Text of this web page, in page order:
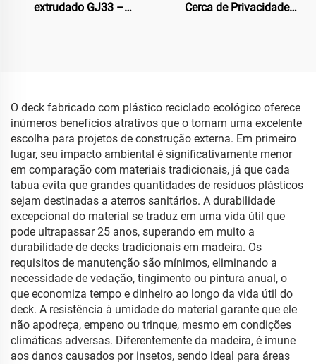
extrudado GJ33 –
Cerca de Privacidade
O deck fabricado com plástico reciclado ecológico oferece
inúmeros benefícios atrativos que o tornam uma excelente
escolha para projetos de construção externa. Em primeiro
lugar, seu impacto ambiental é significativamente menor
em comparação com materiais tradicionais, já que cada
tabua evita que grandes quantidades de resíduos plásticos
sejam destinadas a aterros sanitários. A durabilidade
excepcional do material se traduz em uma vida útil que
pode ultrapassar 25 anos, superando em muito a
durabilidade de decks tradicionais em madeira. Os
requisitos de manutenção são mínimos, eliminando a
necessidade de vedação, tingimento ou pintura anual, o
que economiza tempo e dinheiro ao longo da vida útil do
deck. A resistência à umidade do material garante que ele
não apodreça, empeno ou trinque, mesmo em condições
climáticas adversas. Diferentemente da madeira, é imune
aos danos causados por insetos, sendo ideal para áreas